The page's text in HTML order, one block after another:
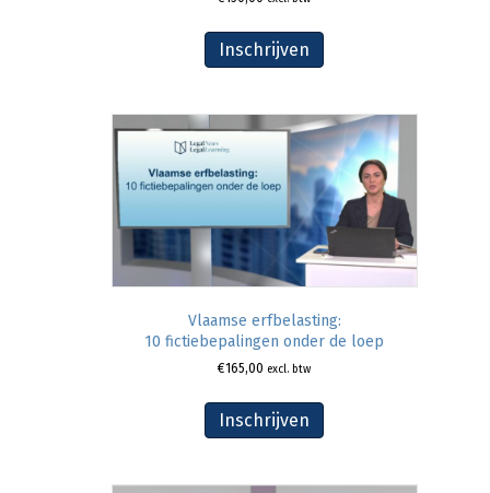
Inschrijven
Vlaamse erfbelasting:
10 fictiebepalingen onder de loep
€165,00 excl. btw
Inschrijven